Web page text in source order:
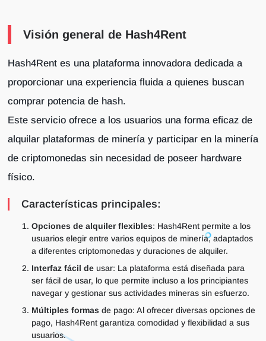
Visión general de Hash4Rent
Hash4Rent es una plataforma innovadora dedicada a
proporcionar una experiencia fluida a quienes buscan
comprar potencia de hash.
Este servicio ofrece a los usuarios una forma eficaz de
alquilar plataformas de minería y participar en la minería
de criptomonedas sin necesidad de poseer hardware
físico.
Características principales:
Opciones de alquiler flexibles: Hash4Rent permite a los
usuarios elegir entre varios equipos de minería, adaptados
a diferentes criptomonedas y duraciones de alquiler.
Interfaz fácil de usar: La plataforma está diseñada para
ser fácil de usar, lo que permite incluso a los principiantes
navegar y gestionar sus actividades mineras sin esfuerzo.
Múltiples formas de pago: Al ofrecer diversas opciones de
pago, Hash4Rent garantiza comodidad y flexibilidad a sus
usuarios.